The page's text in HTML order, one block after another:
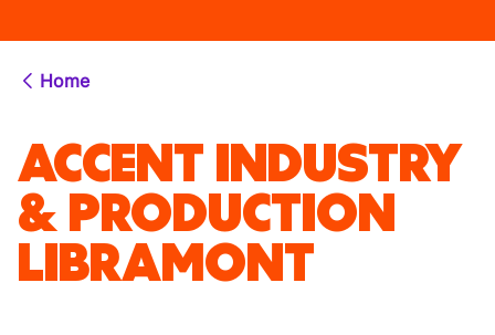
Home
ACCENT INDUSTRY
& PRODUCTION
LIBRAMONT